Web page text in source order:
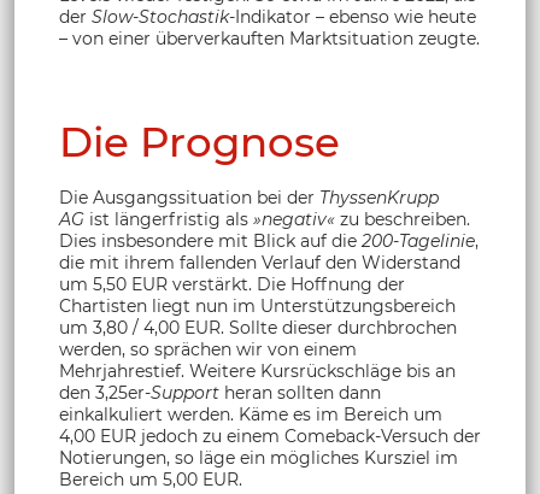
der Slow-Stochastik-Indikator – ebenso wie heute
– von einer überverkauften Marktsituation zeugte.
Die Prognose
Die Ausgangssituation bei der ThyssenKrupp
AG ist längerfristig als »negativ« zu beschreiben.
Dies insbesondere mit Blick auf die 200-Tagelinie,
die mit ihrem fallenden Verlauf den Widerstand
um 5,50 EUR verstärkt. Die Hoffnung der
Chartisten liegt nun im Unterstützungsbereich
um 3,80 / 4,00 EUR. Sollte dieser durchbrochen
werden, so sprächen wir von einem
Mehrjahrestief. Weitere Kursrückschläge bis an
den 3,25er-Support heran sollten dann
einkalkuliert werden. Käme es im Bereich um
4,00 EUR jedoch zu einem Comeback-Versuch der
Notierungen, so läge ein mögliches Kursziel im
Bereich um 5,00 EUR.